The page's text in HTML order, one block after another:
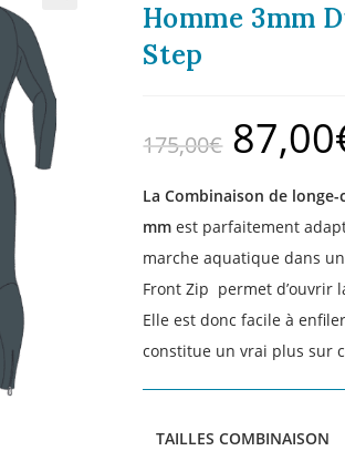
Homme 3mm
Step
175,00€ 87,00
La Combinaison de
mm est parfaitement
marche aquatique dans
Front Zip permet d’ouvrir
Elle est donc facile à
constitue un vrai plus sur
TAILLES COMBINAISON